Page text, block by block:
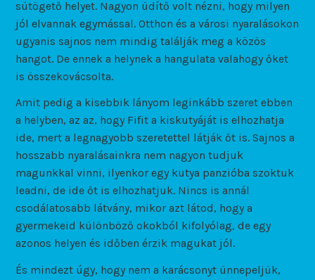
sütögető helyet. Nagyon üdítő volt nézni, hogy milyen
jól elvannak egymással. Otthon és a városi nyaralásokon
ugyanis sajnos nem mindig találják meg a közös
hangot. De ennek a helynek a hangulata valahogy őket
is összekovácsolta.
Amit pedig a kisebbik lányom leginkább szeret ebben
a helyben, az az, hogy Fifit a kiskutyáját is elhozhatja
ide, mert a legnagyobb szeretettel látják őt is. Sajnos a
hosszabb nyaralásainkra nem nagyon tudjuk
magunkkal vinni, ilyenkor egy kutya panzióba szoktuk
leadni, de ide őt is elhozhatjuk. Nincs is annál
csodálatosabb látvány, mikor azt látod, hogy a
gyermekeid különböző okokból kifolyólag, de egy
azonos helyen és időben érzik magukat jól.
És mindezt úgy, hogy nem a karácsonyt ünnepeljük,